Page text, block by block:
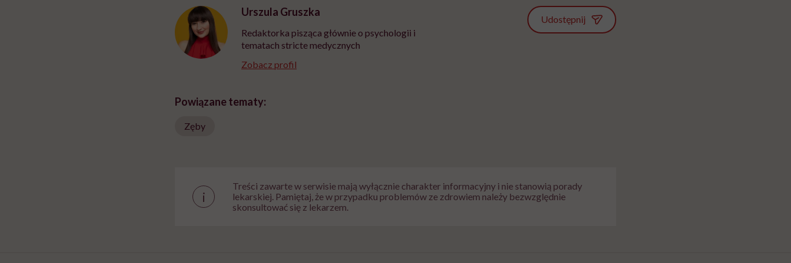
Urszula Gruszka
Redaktorka pisząca głównie o psychologii i
tematach stricte medycznych
Zobacz profil
Udostępnij
Powiązane tematy:
Zęby
i
Treści zawarte w serwisie mają wyłącznie charakter informacyjny i nie stanowią porady
lekarskiej. Pamiętaj, że w przypadku problemów ze zdrowiem należy bezwzględnie
skonsultować się z lekarzem.